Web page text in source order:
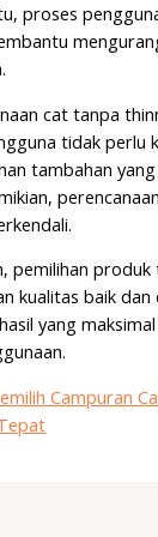
proses
cat tanpa
tidak perlu
tambahan
pemilihan
kualitas baik
yang
Campuran